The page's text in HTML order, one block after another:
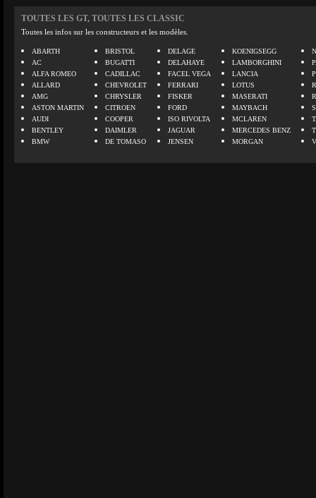
TOUTES LES GT, TOUTES LES CLASSIC
Toutes les infos sur les constructeurs et les modèles.
ABARTH
AC
ALFA ROMEO
ALLARD
AMG
ASTON MARTIN
AUDI
BENTLEY
BMW
BRISTOL
BUGATTI
CADILLAC
CHEVROLET
CHRYSLER
CITROEN
COOPER
DAIMLER
DE TOMASO
DELAGE
DELAHAYE
FACEL VEGA
FERRARI
FISKER
FORD
ISO RIVOLTA
JAGUAR
JENSEN
KOENIGSEGG
LAMBORGHINI
LANCIA
LOTUS
MASERATI
MAYBACH
MCLAREN
MERCEDES BENZ
MORGAN